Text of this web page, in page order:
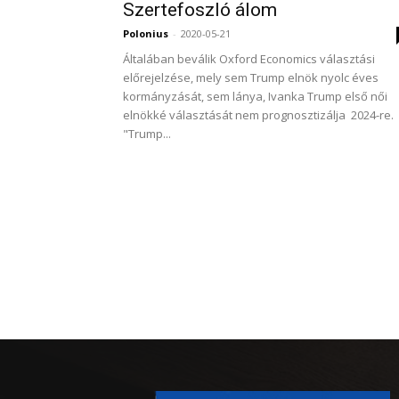
Szertefoszló álom
Polonius - 2020-05-21
Általában beválik Oxford Economics választási
előrejelzése, mely sem Trump elnök nyolc éves
kormányzását, sem lánya, Ivanka Trump első női
elnökké választását nem prognosztizálja 2024-re.
"Trump...